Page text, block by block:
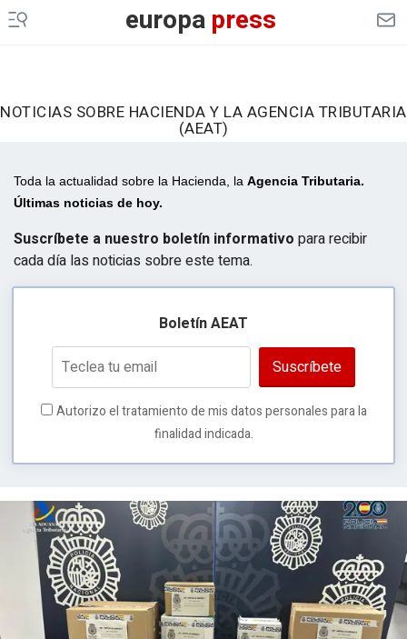
europapress
NOTICIAS SOBRE HACIENDA Y LA AGENCIA TRIBUTARIA
(AEAT)
Toda la actualidad sobre la Hacienda, la Agencia Tributaria.
Últimas noticias de hoy.
Suscríbete a nuestro boletín informativo para recibir
cada día las noticias sobre este tema.
Boletín AEAT
Suscríbete
Autorizo el tratamiento de mis datos personales para la
finalidad indicada.